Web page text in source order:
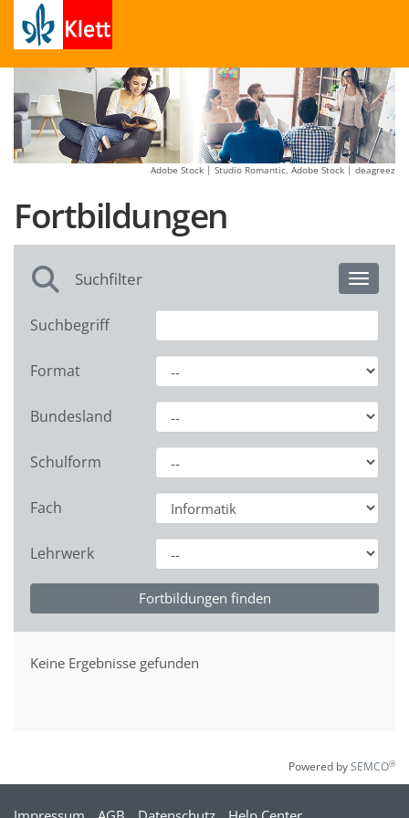
Adobe Stock | Studio Romantic, Adobe Stock | deagreez
Fortbildungen
Toggle
Suchfilter
Suchbegriff
Format
Bundesland
Schulform
Fach
Lehrwerk
Keine Ergebnisse gefunden
Powered bySEMCO®